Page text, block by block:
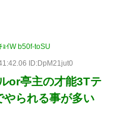
ｲW b50f-toSU
ID:DpM21jut0
or亭主の才能3Tテ
やられる事が多い